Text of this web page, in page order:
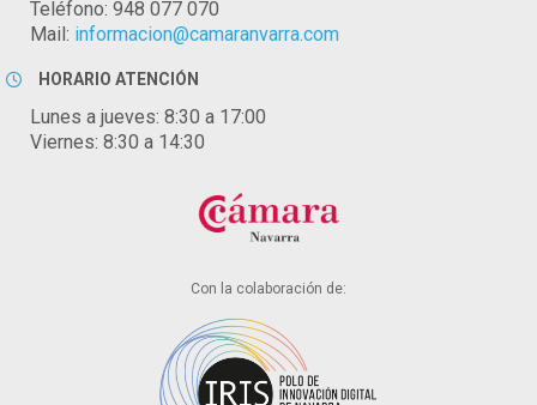
Teléfono: 948 077 070
Mail: informacion@camaranvarra.com
HORARIO ATENCIÓN
Lunes a jueves: 8:30 a 17:00
Viernes: 8:30 a 14:30
Con la colaboración de: